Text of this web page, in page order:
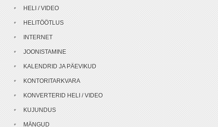
HELI / VIDEO
HELITÖÖTLUS
INTERNET
JOONISTAMINE
KALENDRID JA PÄEVIKUD
KONTORITARKVARA
KONVERTERID HELI / VIDEO
KUJUNDUS
MÄNGUD